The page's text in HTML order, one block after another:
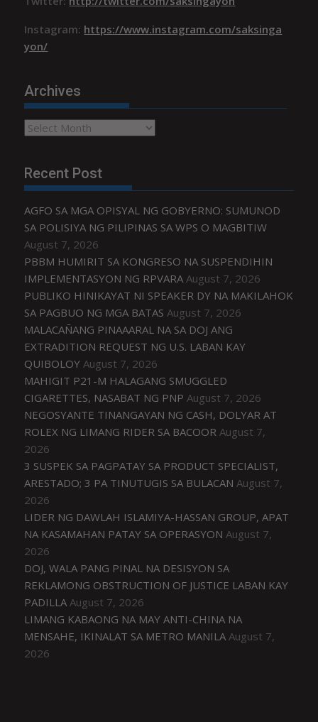
Instagram: https://www.instagram.com/saksinga
yon/
Archives
Archives
Recent Post
AGFO SA MGA OPISYAL NG GOBYERNO: SUMUNOD
SA POLISIYA NG PILIPINAS SA WPS O MAGBITIW
August 7, 2026
PBBM HUMIRIT SA KONGRESO NA SUSPENDIHIN
IMPLEMENTASYON NG RPVARA August 7, 2026
PUBLIKO HINIKAYAT NI SPEAKER DY NA MAKILAHOK
SA PAGBUO NG MGA BATAS August 7, 2026
MALACAÑANG PINAAARAL NA SA DOJ ANG
EXTRADITION REQUEST NG U.S. LABAN KAY
QUIBOLOY August 7, 2026
MAHIGIT P21-M HALAGANG SMUGGLED
CIGARETTES, NASABAT NG PNP August 7, 2026
NEGOSYANTE TINANGAYAN NG CASH, DOLYAR AT
ROLEX NG LIMANG RIDER SA BACOOR August 7,
2026
3 SUSPEK SA PAGPATAY SA PRODUCT SPECIALIST,
ARESTADO; 3 PA TINUTUGIS SA BULACAN August 7,
2026
LIDER NG DAWLAH ISLAMIYA-HASSAN GROUP, APAT
NA KASAMAHAN PATAY SA OPERASYON August 7,
2026
DOJ, WALA PANG PINAL NA DESISYON SA
REKLAMONG OBSTRUCTION OF JUSTICE LABAN KAY
PADILLA August 7, 2026
LIMANG KABAONG NA MAY ANTI-CHINA NA
MENSAHE, IKINALAT SA METRO MANILA August 7,
2026